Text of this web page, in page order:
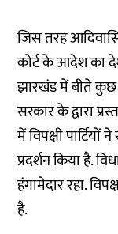
जिस तरह
कोर्ट के आदेश का
झारखंड में बीते कुछ
सरकार के द्वारा
में विपक्षी
प्रदर्शन किया है.
हंगामेदार रहा.
है.